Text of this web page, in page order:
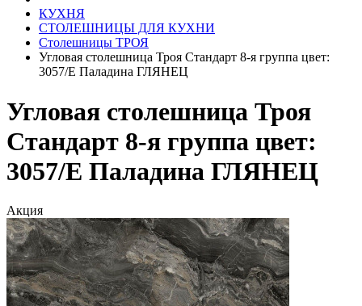
КУХНЯ
СТОЛЕШНИЦЫ ДЛЯ КУХНИ
Столешницы ТРОЯ
Угловая столешница Троя Стандарт 8-я группа цвет:
3057/Е Паладина ГЛЯНЕЦ
Угловая столешница Троя
Стандарт 8-я группа цвет:
3057/Е Паладина ГЛЯНЕЦ
Акция